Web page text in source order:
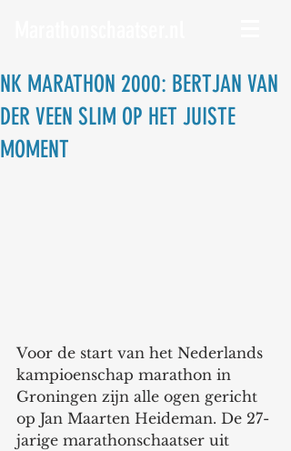
NK MARATHON 2000: BERTJAN VAN
DER VEEN SLIM OP HET JUISTE
MOMENT
Voor de start van het Nederlands
kampioenschap marathon in
Groningen zijn alle ogen gericht
op Jan Maarten Heideman. De 27-
jarige marathonschaatser uit